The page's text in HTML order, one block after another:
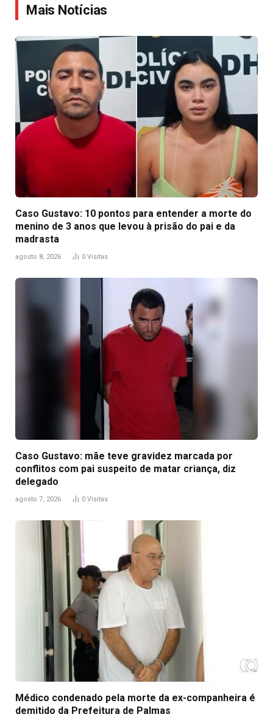
Mais Notícias
Caso Gustavo: 10 pontos para entender a morte do
menino de 3 anos que levou à prisão do pai e da
madrasta
agosto 8, 2026 0 Visitas
Caso Gustavo: mãe teve gravidez marcada por
conflitos com pai suspeito de matar criança, diz
delegado
agosto 7, 2026 0 Visitas
Médico condenado pela morte da ex-companheira é
demitido da Prefeitura de Palmas